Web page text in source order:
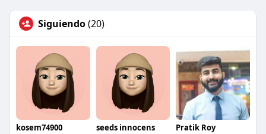
Siguiendo(20)
kosem74900 seeds innocens Pratik Roy